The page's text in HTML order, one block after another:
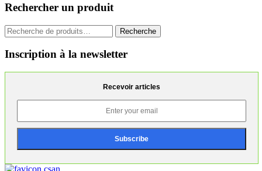
Rechercher un produit
Recherche
pour :
Recherche
Inscription à la newsletter
Recevoir articles